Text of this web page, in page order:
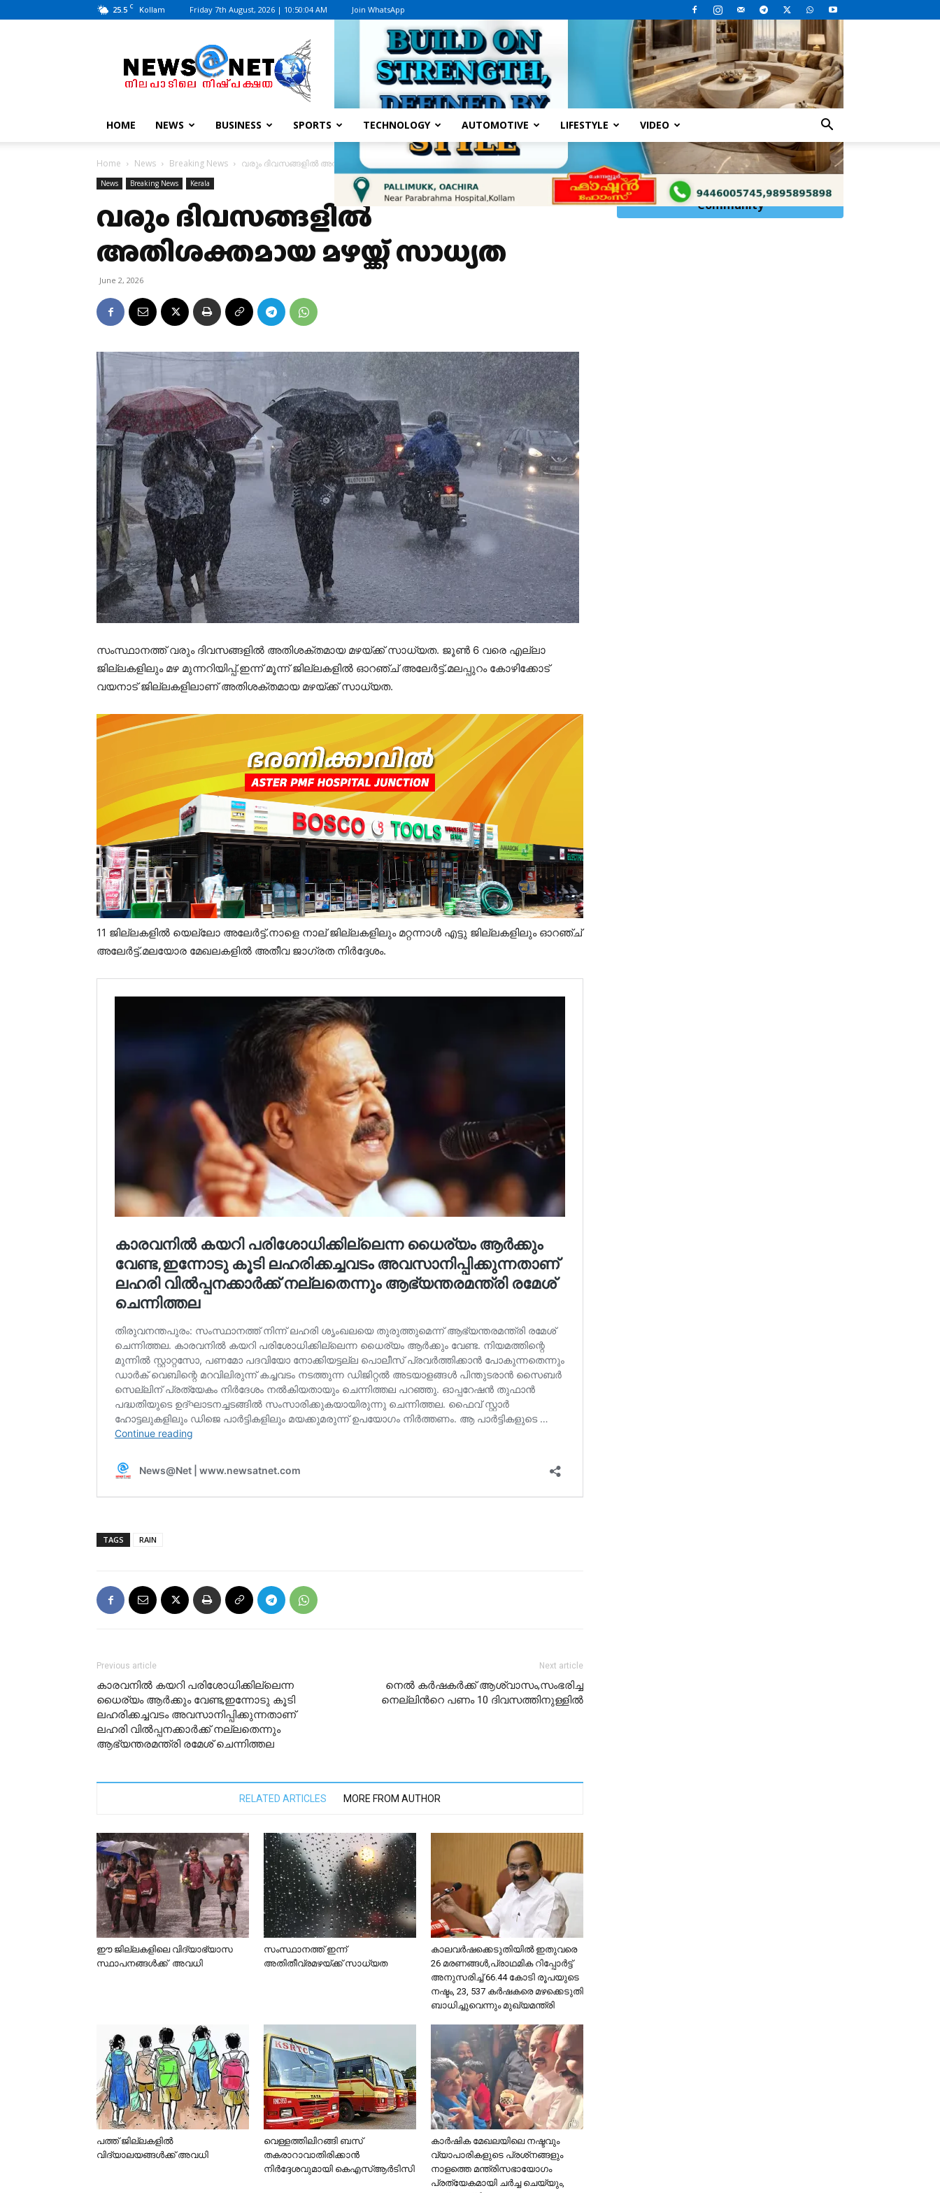
25.5 C Kollam Friday 7th August, 2026 | 10:50:04 AM Join WhatsApp
News@Net
|
www.newsatnet.com
HOME NEWS BUSINESS SPORTS TECHNOLOGY AUTOMOTIVE LIFESTYLE VIDEO
Home News Breaking News വരും ദിവസങ്ങളിൽ അതിശക്തമായ മഴയ്ക്ക് സാധ്യത
News Breaking News Kerala
വരും ദിവസങ്ങളിൽ
അതിശക്തമായ മഴയ്ക്ക് സാധ്യത
June 2, 2026
സംസ്ഥാനത്ത് വരും ദിവസങ്ങളിൽ അതിശക്തമായ മഴയ്ക്ക് സാധ്യത. ജൂൺ 6 വരെ എല്ലാ
ജില്ലകളിലും മഴ മുന്നറിയിപ്പ്.ഇന്ന് മൂന്ന് ജില്ലകളിൽ ഓറഞ്ച് അലേർട്ട്.മലപ്പുറം കോഴിക്കോട്
വയനാട് ജില്ലകളിലാണ് അതിശക്തമായ മഴയ്ക്ക് സാധ്യത.
11 ജില്ലകളിൽ യെല്ലോ അലേർട്ട്.നാളെ നാല് ജില്ലകളിലും മറ്റന്നാൾ എട്ടു ജില്ലകളിലും ഓറഞ്ച്
അലേർട്ട്.മലയോര മേഖലകളിൽ അതീവ ജാഗ്രത നിർദ്ദേശം.
TAGS RAIN
Previous article
കാരവനില്‍ കയറി പരിശോധിക്കില്ലെന്ന
ധൈര്യം ആര്‍ക്കും വേണ്ട,ഇന്നോടു കൂടി
ലഹരിക്കച്ചവടം അവസാനിപ്പിക്കുന്നതാണ്
ലഹരി വില്‍പ്പനക്കാര്‍ക്ക് നല്ലതെന്നും
ആഭ്യന്തരമന്ത്രി രമേശ് ചെന്നിത്തല
Next article
നെൽ കർഷകർക്ക് ആശ്വാസം,സംഭരിച്ച
നെല്ലിൻറെ പണം 10 ദിവസത്തിനുള്ളിൽ
RELATED ARTICLES MORE FROM AUTHOR
ഈ ജില്ലകളിലെ വിദ്യാഭ്യാസ
സ്ഥാപനങ്ങള്‍ക്ക് അവധി
സംസ്ഥാനത്ത് ഇന്ന്
അതിതീവ്രമഴയ്ക്ക് സാധ്യത
കാലവര്‍ഷക്കെടുതിയില്‍ ഇതുവരെ
26 മരണങ്ങള്‍,പ്രാഥമിക റിപ്പോര്‍ട്ട്
അനുസരിച്ച് 66.44 കോടി രൂപയുടെ
നഷ്ടം, 23, 537 കര്‍ഷകരെ മഴക്കെടുതി
ബാധിച്ചുവെന്നും മുഖ്യമന്ത്രി
പത്ത് ജില്ലകളില്‍
വിദ്യാലയങ്ങള്‍ക്ക് അവധി
വെള്ളത്തിലിറങ്ങി ബസ്
തകരാറാവാതിരിക്കാന്‍
നിര്‍ദ്ദേശവുമായി കെഎസ്ആര്‍ടിസി
കാര്‍ഷിക മേഖലയിലെ നഷ്ടവും
വ്യാപാരികളുടെ പ്രശ്‌നങ്ങളും
നാളത്തെ മന്ത്രിസഭായോഗം
പ്രത്യേകമായി ചര്‍ച്ച ചെയ്യും,
Click Here toJoinWhatsApp
Community